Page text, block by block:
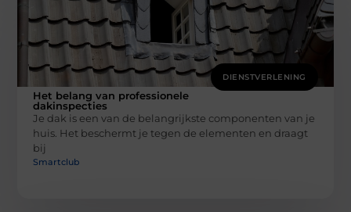
DIENSTVERLENING
Het belang van professionele
dakinspecties
Je dak is een van de belangrijkste componenten van je
huis. Het beschermt je tegen de elementen en draagt
bij
Smartclub